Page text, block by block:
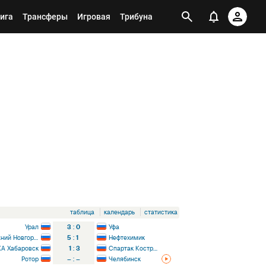
Трансферы Игровая Трибуна
таблица календарь
статистика
Урал 3 : 0
Уфа
Нижний Новгород 5 : 1
Нефтехимик
Хабаровск 1 : 3
Спартак Кострома
Ротор – : –
Челябинск